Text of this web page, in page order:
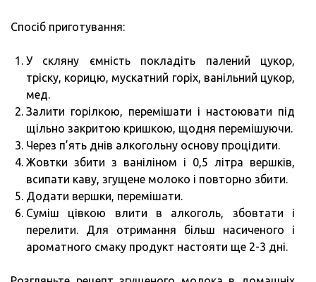
Спосіб приготування:
У скляну ємність покладіть палений цукор,
тріску, корицю, мускатний горіх, ванільний цукор,
мед.
Залити горілкою, перемішати і настоювати під
щільно закритою кришкою, щодня перемішуючи.
Через п’ять днів алкогольну основу процідити.
Жовтки збити з ваніліном і 0,5 літра вершків,
всипати каву, згущене молоко і повторно збити.
Додати вершки, перемішати.
Суміш цівкою влити в алкоголь, збовтати і
перелити. Для отримання більш насиченого і
ароматного смаку продукт настояти ще 2-3 дні.